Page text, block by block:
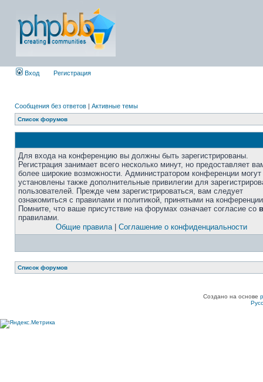
Вход Регистрация
Сообщения без ответов | Активные темы
Список форумов
Для входа на конференцию вы должны быть зарегистрированы.
Регистрация занимает всего несколько минут, но предоставляет
более широкие возможности. Администратором конференции
установлены также дополнительные привилегии для
пользователей. Прежде чем зарегистрироваться, вам следует
ознакомиться с правилами и политикой, принятыми на
Помните, что ваше присутствие на форумах означает согласие со
правилами.
Общие правила| Соглашение о конфиденциальности
Список форумов
Создано на основе